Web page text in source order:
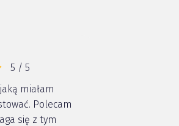
5 / 5
miałam
Polecam
się z tym